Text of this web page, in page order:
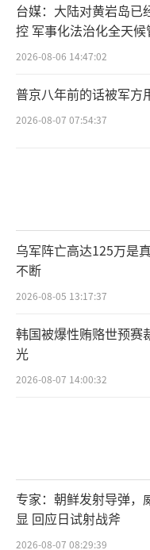
台媒：大陆对黄岩岛已
控 军事化法治化全天候
2026-08-06 14:47:02
普京八年前的话被军方
2026-08-07 07:54:37
乌军阵亡高达125万是
不断
2026-08-05 13:17:37
韩国被爆性贿赂世预赛
光
2026-08-07 14:00:32
专家：朝鲜发射导弹，
显 回应日试射战斧
2026-08-07 08:29:39